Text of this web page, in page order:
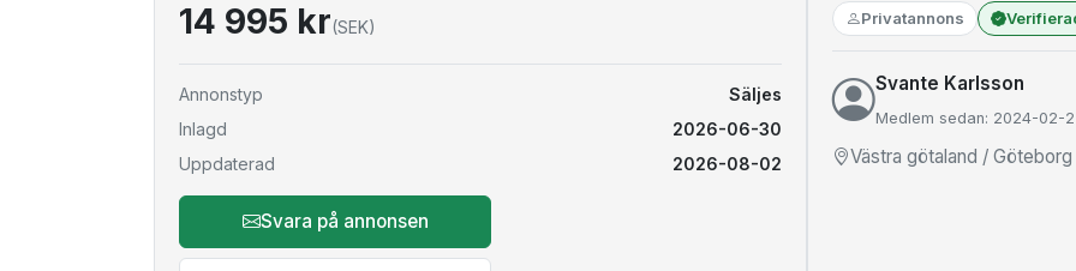
14 995 kr(SEK)
Annonstyp
Säljes
Inlagd
2026-06-30
Uppdaterad
2026-08-02
Svara på annonsen
Privatannons
Svante Karlsson
Medlem sedan: 2024-02-
Västra götaland / Göteborg